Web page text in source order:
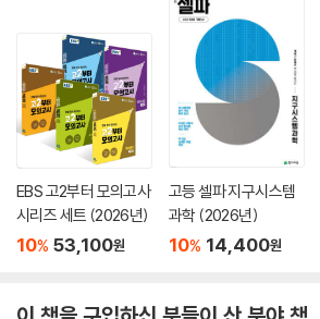
EBS 고2부터 모의고사
시리즈 세트 (2026년)
10% 53,100원
고등 셀파 지구시스템
과학 (2026년)
10% 14,400원